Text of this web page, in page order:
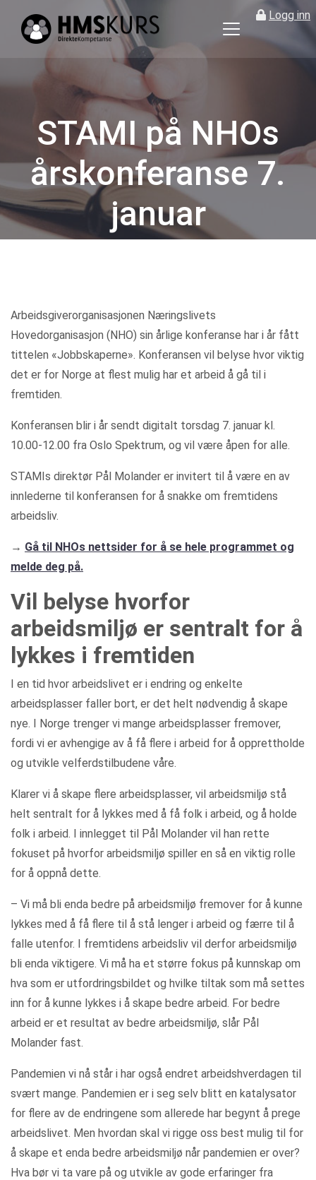
Logg inn
for
ledere
og
verneombud
STAMI på NHOs
årskonferanse 7.
januar
Arbeidsgiverorganisasjonen Næringslivets
Hovedorganisasjon (NHO) sin årlige konferanse har i år fått
tittelen «Jobbskaperne». Konferansen vil belyse hvor viktig
det er for Norge at flest mulig har et arbeid å gå til i
fremtiden.
Konferansen blir i år sendt digitalt torsdag 7. januar kl.
10.00-12.00 fra Oslo Spektrum, og vil være åpen for alle.
STAMIs direktør Pål Molander er invitert til å være en av
innlederne til konferansen for å snakke om fremtidens
arbeidsliv.
→ Gå til NHOs nettsider for å se hele programmet og
melde deg på.
Vil belyse hvorfor
arbeidsmiljø er sentralt for å
lykkes i fremtiden
I en tid hvor arbeidslivet er i endring og enkelte
arbeidsplasser faller bort, er det helt nødvendig å skape
nye. I Norge trenger vi mange arbeidsplasser fremover,
fordi vi er avhengige av å få flere i arbeid for å opprettholde
og utvikle velferdstilbudene våre.
Klarer vi å skape flere arbeidsplasser, vil arbeidsmiljø stå
helt sentralt for å lykkes med å få folk i arbeid, og å holde
folk i arbeid. I innlegget til Pål Molander vil han rette
fokuset på hvorfor arbeidsmiljø spiller en så en viktig rolle
for å oppnå dette.
– Vi må bli enda bedre på arbeidsmiljø fremover for å kunne
lykkes med å få flere til å stå lenger i arbeid og færre til å
falle utenfor. I fremtidens arbeidsliv vil derfor arbeidsmiljø
bli enda viktigere. Vi må ha et større fokus på kunnskap om
hva som er utfordringsbildet og hvilke tiltak som må settes
inn for å kunne lykkes i å skape bedre arbeid. For bedre
arbeid er et resultat av bedre arbeidsmiljø, slår Pål
Molander fast.
Pandemien vi nå står i har også endret arbeidshverdagen til
svært mange. Pandemien er i seg selv blitt en katalysator
for flere av de endringene som allerede har begynt å prege
arbeidslivet. Men hvordan skal vi rigge oss best mulig til for
å skape et enda bedre arbeidsmiljø når pandemien er over?
Hva bør vi ta vare på og utvikle av gode erfaringer fra